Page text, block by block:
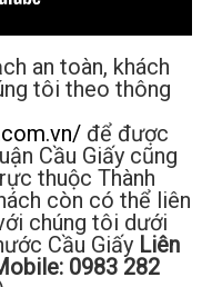
an toàn, khách
tôi theo thông
để được
Cầu Giấy cũng
thuộc Thành
còn có thể liên
chúng tôi dưới
Cầu Giấy Liên
0983 282